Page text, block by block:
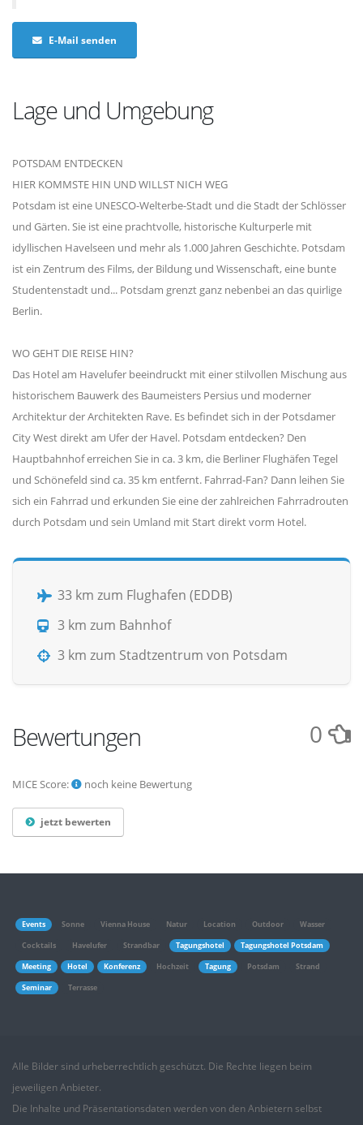
E-Mail senden
Lage und Umgebung
POTSDAM ENTDECKEN
HIER KOMMSTE HIN UND WILLST NICH WEG
Potsdam ist eine UNESCO-Welterbe-Stadt und die Stadt der Schlösser
und Gärten. Sie ist eine prachtvolle, historische Kulturperle mit
idyllischen Havelseen und mehr als 1.000 Jahren Geschichte. Potsdam
ist ein Zentrum des Films, der Bildung und Wissenschaft, eine bunte
Studentenstadt und... Potsdam grenzt ganz nebenbei an das quirlige
Berlin.
WO GEHT DIE REISE HIN?
Das Hotel am Havelufer beeindruckt mit einer stilvollen Mischung aus
historischem Bauwerk des Baumeisters Persius und moderner
Architektur der Architekten Rave. Es befindet sich in der Potsdamer
City West direkt am Ufer der Havel. Potsdam entdecken? Den
Hauptbahnhof erreichen Sie in ca. 3 km, die Berliner Flughäfen Tegel
und Schönefeld sind ca. 35 km entfernt. Fahrrad-Fan? Dann leihen Sie
sich ein Fahrrad und erkunden Sie eine der zahlreichen Fahrradrouten
durch Potsdam und sein Umland mit Start direkt vorm Hotel.
33 km zum Flughafen (EDDB)
3 km zum Bahnhof
3 km zum Stadtzentrum von Potsdam
Bewertungen 0
MICE Score: noch keine Bewertung
jetzt bewerten
Events Sonne Vienna House Natur Location Outdoor Wasser
Cocktails Havelufer Strandbar Tagungshotel Tagungshotel Potsdam
Meeting Hotel Konferenz Hochzeit Tagung Potsdam Strand
Seminar Terrasse
Alle Bilder sind urheberrechtlich geschützt. Die Rechte liegen beim
jeweiligen Anbieter.
Die Inhalte und Präsentationsdaten werden von den Anbietern selbst